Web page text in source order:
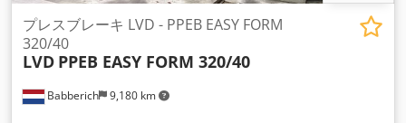
Babberich 9,180 km
プレスブレーキ LVD - PPEB EASY FORM
320/40
LVD PPEB EASY FORM 320/40